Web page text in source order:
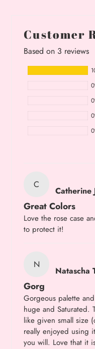
Customer
Based on 3 reviews
C
Catherine
Great Colors
Love the rose case
to protect it!
N
Natascha
Gorg
Gorgeous palette
huge and Saturated.
like given small size
really enjoyed using
you will. Love that it